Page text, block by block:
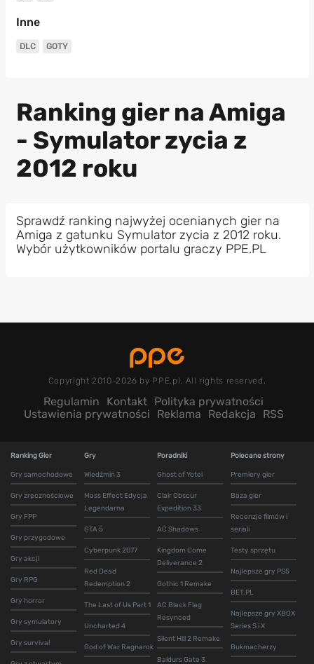
Inne
DLC GOTY
Ranking gier na Amiga
- Symulator zycia z
2012 roku
Sprawdź ranking najwyżej ocenianych gier na
Amiga z gatunku Symulator zycia z 2012 roku.
Wybór użytkowników portalu graczy PPE.PL
Copyright 2010-2026 by PPE.pl. All rights reserved.
Regulamin Kontakt Polityka prywatności
Ustawienia prywatności
Reklama Redakcja RSS
Ranking Gier
Gry samochodowe
Gry zręcznościowe
Gry FPP
Gry przygodowe
Gry akcji
Gry RPG
Gry horror
Gry symulatory
Gry survival
Gry
Wiedźmin 3
Mass Effect Edycja
Legendarna
GTA 5
Cyberpunk 2077
Red Dead
Redemption 2
The Last of Us Part 1
Uncharted 4
God of War Ragnarok
Poradniki
Ghost of Yotei
Clair Obscur
Expedition 33
AC Shadows
Kingdom Come
Deliverance 2
Gothic 1 Remake
AC Black Flag
Resynced
Silent Hill 2 Remake
Baldurs Gate 3
Polecane strony
Premiery gier
Baza gier
Recenzje filmów i
seriali
Testy sprzętu
Najlepsze gry PS5
BET.PL
Najlepsze gry XBOX
Series S i X
Bukmacherzy